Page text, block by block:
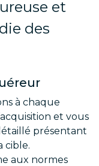
et
des
à chaque
et vous
présentant
cible.
aux normes